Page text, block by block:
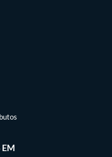
EM